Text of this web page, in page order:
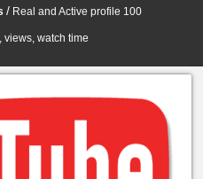
/ Real and Active profile 100
watch time